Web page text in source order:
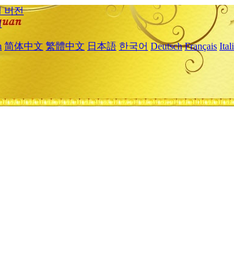
버전
简体中文 繁體中文 日本語 한국어 Deutsch Français